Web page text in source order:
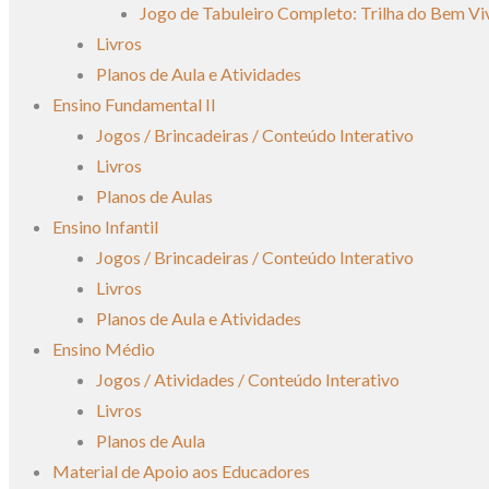
Jogo de Tabuleiro Completo: Trilha do Bem
Livros
Planos de Aula e Atividades
Ensino Fundamental II
Jogos / Brincadeiras / Conteúdo Interativo
Livros
Planos de Aulas
Ensino Infantil
Jogos / Brincadeiras / Conteúdo Interativo
Livros
Planos de Aula e Atividades
Ensino Médio
Jogos / Atividades / Conteúdo Interativo
Livros
Planos de Aula
Material de Apoio aos Educadores